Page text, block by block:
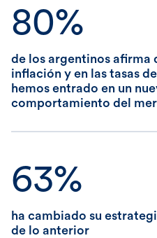
80%
de los argentinos afirma
inflación y en las tasas
hemos entrado en un
comportamiento del
63%
ha cambiado su
de lo anterior